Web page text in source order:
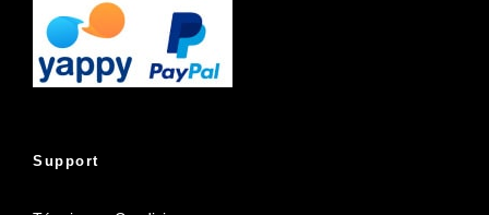
Support